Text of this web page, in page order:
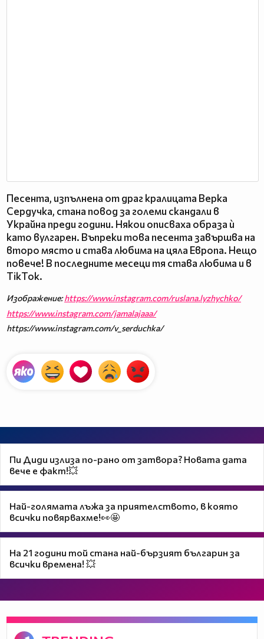
Песента, изпълнена от драг кралицата Верка
Сердучка, стана повод за големи скандали в
Украйна преди години. Някои описваха образа ѝ
като вулгарен. Въпреки това песента завършва на
второ място и става любима на цяла Европа. Нещо
повече! В последните месеци тя става любима и в
TikTok.
Изображение:https://www.instagram.com/ruslana.lyzhychko/
https://www.instagram.com/jamalajaaa/
https://www.instagram.com/v_serduchka/
Пи Диди излиза по-рано от затвора? Новата дата
вече е факт!💥
Най-голямата лъжа за приятелството, в която
всички повярвахме!👀🤩
На 21 години той стана най-бързият българин за
всички времена! 💥